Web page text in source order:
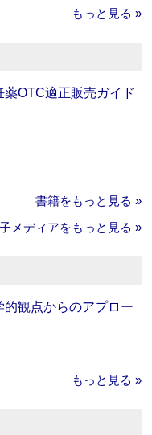
もっと見る »
薬OTC適正販売ガイド
書籍をもっと見る »
メディアをもっと見る »
観点からのアプロー
もっと見る »